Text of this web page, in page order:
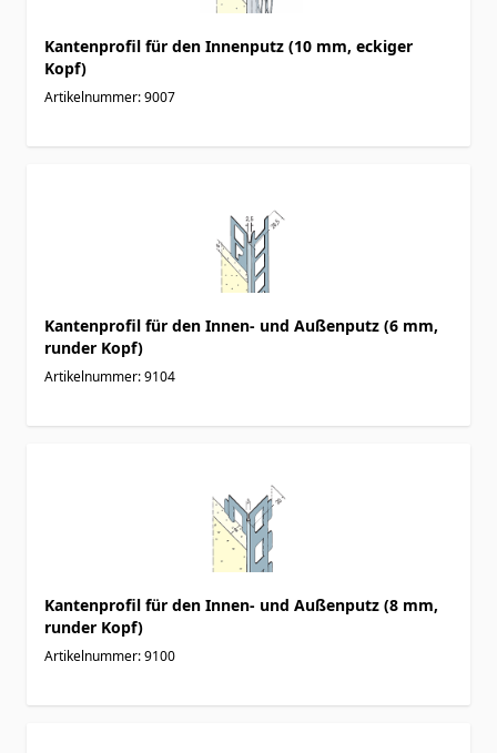
Kantenprofil für den Innenputz (10 mm, eckiger
Kopf)
Artikelnummer: 9007
Kantenprofil für den Innen- und Außenputz (6 mm,
runder Kopf)
Artikelnummer: 9104
Kantenprofil für den Innen- und Außenputz (8 mm,
runder Kopf)
Artikelnummer: 9100